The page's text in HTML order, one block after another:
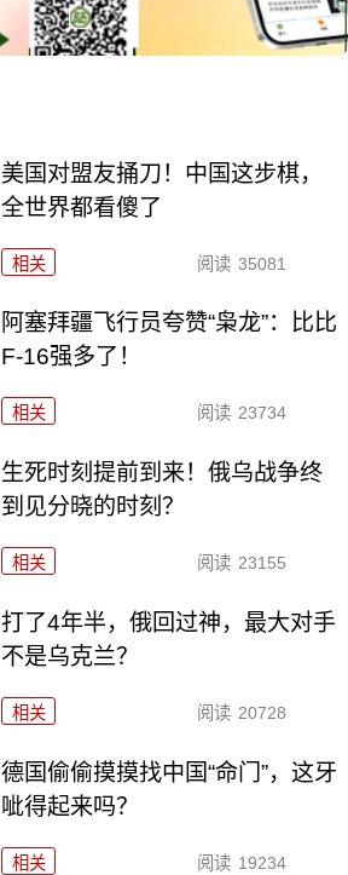
美国对盟友捅刀！中国这步棋，
全世界都看傻了
相关 阅读 35081
阿塞拜疆飞行员夸赞“枭龙”：比比
F-16强多了！
相关 阅读 23734
生死时刻提前到来！俄乌战争终
到见分晓的时刻？
相关 阅读 23155
打了4年半，俄回过神，最大对手
不是乌克兰？
相关 阅读 20728
德国偷偷摸摸找中国“命门”，这牙
呲得起来吗？
相关 阅读 19234